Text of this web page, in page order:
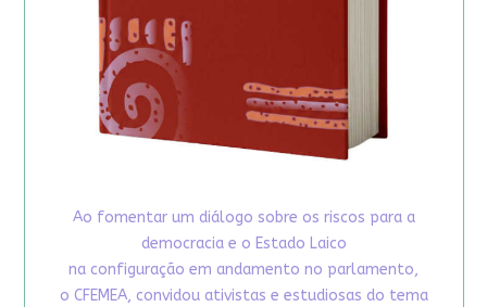
Ao fomentar um diálogo sobre os riscos para a
democracia e o Estado Laico
na configuração em andamento no parlamento,
o CFEMEA, convidou ativistas e estudiosas do tema